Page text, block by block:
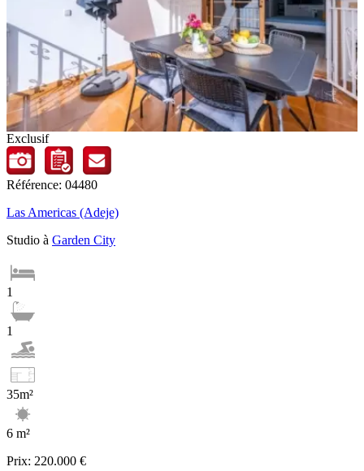
Exclusif
Référence: 04480
Las Americas (Adeje)
Studio à Garden City
1
1
35m²
6 m²
Prix: 220.000 €